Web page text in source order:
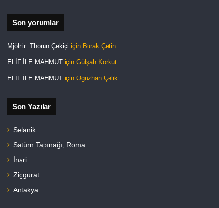
Son yorumlar
Mjölnir: Thorun Çekiçi için Burak Çetin
ELİF İLE MAHMUT için Gülşah Korkut
ELİF İLE MAHMUT için Oğuzhan Çelik
Son Yazılar
Selanik
Satürn Tapınağı, Roma
İnari
Ziggurat
Antakya